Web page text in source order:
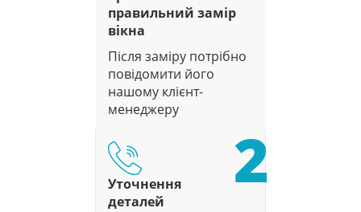
правильний замір
вікна
Після заміру потрібно
повідомити його
нашому клієнт-
менеджеру
2
Уточнення
деталей